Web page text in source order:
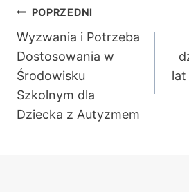
Nawigacja
wpisu
POPRZEDNI
Wyzwania i Potrzeba
Dostosowania w
Środowisku
Szkolnym dla
Dziecka z Autyzmem
lat